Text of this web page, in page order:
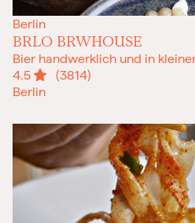
Berlin
BRLO BRWHOUSE
Bier handwerklich und in
4.5
(3814)
Berlin